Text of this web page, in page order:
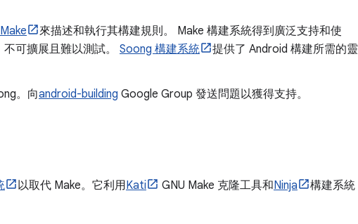
來描述和執行其構建規則。 Make 構建系統得到廣泛支持和使
可擴展且難以測試。 Soong 構建系統
提供了 Android 構建所需的靈
。向android-building Google Group 發送問題以獲得支持。
以取代 Make。它利用Kati GNU Make 克隆工具和Ninja
構建系統